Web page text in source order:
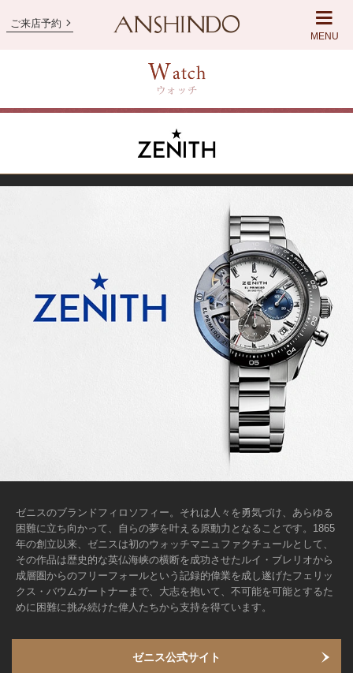
ご来店予約
MENU
ゼニスのブランドフィロソフィー。それは人々を勇気づけ、あらゆる
困難に立ち向かって、自らの夢を叶える原動力となることです。1865
年の創立以来、ゼニスは初のウォッチマニュファクチュールとして、
その作品は歴史的な英仏海峡の横断を成功させたルイ・ブレリオから
成層圏からのフリーフォールという記録的偉業を成し遂げたフェリッ
クス・バウムガートナーまで、大志を抱いて、不可能を可能とするた
めに困難に挑み続けた偉人たちから支持を得ています。
ゼニス公式サイト